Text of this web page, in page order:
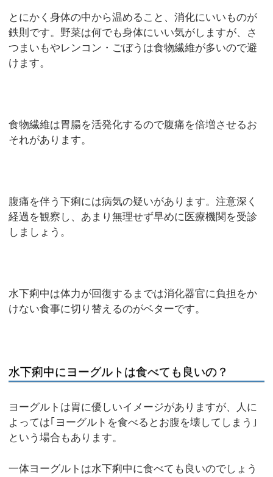
とにかく身体の中から温めること、消化にいいものが
鉄則です。野菜は何でも身体にいい気がしますが、さ
つまいもやレンコン・ごぼうは食物繊維が多いので避
けます。
食物繊維は胃腸を活発化するので腹痛を倍増させるお
それがあります。
腹痛を伴う下痢には病気の疑いがあります。注意深く
経過を観察し、あまり無理せず早めに医療機関を受診
しましょう。
水下痢中は体力が回復するまでは消化器官に負担をか
けない食事に切り替えるのがベターです。
水下痢中にヨーグルトは食べても良いの？
ヨーグルトは胃に優しいイメージがありますが、人に
よっては｢ヨーグルトを食べるとお腹を壊してしまう｣
という場合もあります。
一体ヨーグルトは水下痢中に食べても良いのでしょう